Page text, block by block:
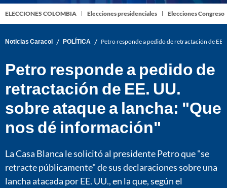
ELECCIONES COLOMBIA Elecciones presidenciales Elecciones Congreso
Noticias Caracol / POLÍTICA / Petro responde a pedido de retractación de
Petro responde a pedido de
retractación de EE. UU.
sobre ataque a lancha: "Que
nos dé información"
La Casa Blanca le solicitó al presidente Petro que "se
retracte públicamente" de sus declaraciones sobre una
lancha atacada por EE. UU., en la que, según el